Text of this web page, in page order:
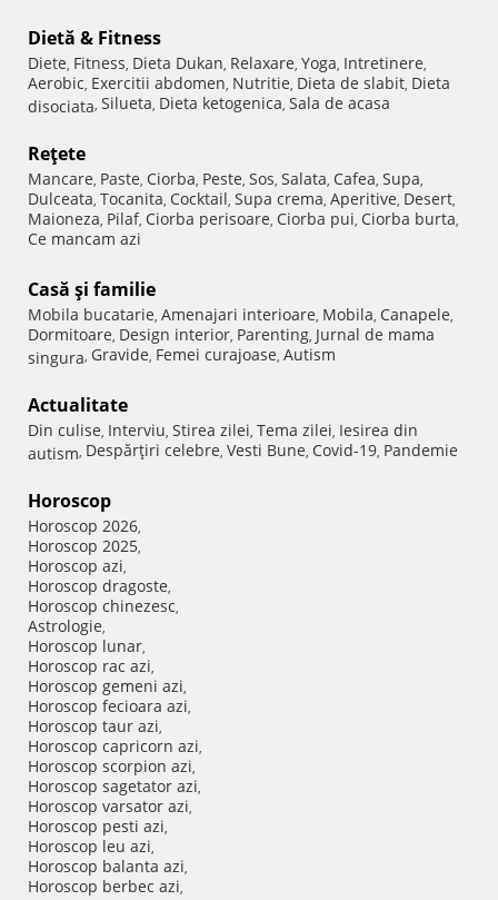
Dietă & Fitness
Diete, Fitness, Dieta Dukan, Relaxare, Yoga, Intretinere,
Aerobic, Exercitii abdomen, Nutritie, Dieta de slabit, Dieta
disociata, Silueta, Dieta ketogenica, Sala de acasa
Reţete
Mancare, Paste, Ciorba, Peste, Sos, Salata, Cafea, Supa,
Dulceata, Tocanita, Cocktail, Supa crema, Aperitive, Desert,
Maioneza, Pilaf, Ciorba perisoare, Ciorba pui, Ciorba burta,
Ce mancam azi
Casă şi familie
Mobila bucatarie, Amenajari interioare, Mobila, Canapele,
Dormitoare, Design interior, Parenting, Jurnal de mama
singura, Gravide, Femei curajoase, Autism
Actualitate
Din culise, Interviu, Stirea zilei, Tema zilei, Iesirea din
autism, Despărţiri celebre, Vesti Bune, Covid-19, Pandemie
Horoscop
Horoscop 2026,
Horoscop 2025,
Horoscop azi,
Horoscop dragoste,
Horoscop chinezesc,
Astrologie,
Horoscop lunar,
Horoscop rac azi,
Horoscop gemeni azi,
Horoscop fecioara azi,
Horoscop taur azi,
Horoscop capricorn azi,
Horoscop scorpion azi,
Horoscop sagetator azi,
Horoscop varsator azi,
Horoscop pesti azi,
Horoscop leu azi,
Horoscop balanta azi,
Horoscop berbec azi,